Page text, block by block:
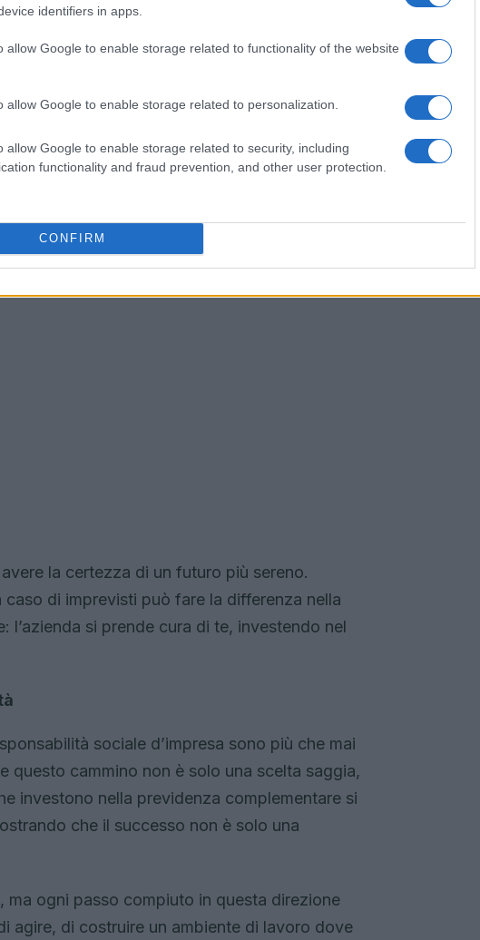
identifiers in apps.
allow Google to enable storage related to functionality of the website
allow Google to enable storage related to personalization.
allow Google to enable storage related to security, including
functionality and fraud prevention, and other user protection.
CONFIRM
che porta benefici tangibili a
in una gestione più semplice e meno
fiscali fino al 6%. E non è tutto:
e l’assenza di obbligo di rivalutazione
inosservati.
la certezza di un futuro più sereno.
di imprevisti può fare la differenza nella
l’azienda si prende cura di te, investendo nel
sociale d’impresa sono più che mai
questo cammino non è solo una scelta saggia,
investono nella previdenza complementare si
che il successo non è solo una
ma ogni passo compiuto in questa direzione
agire, di costruire un ambiente di lavoro dove